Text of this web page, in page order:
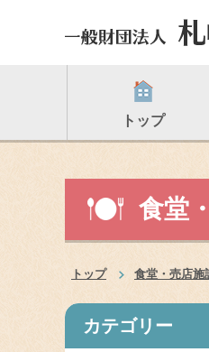
トップ
食堂
トップ 食堂・売店施
カテゴリー